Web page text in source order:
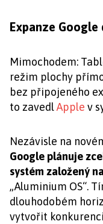
Expanze
Mimochodem:
režim plochy
bez připojeného
to zavedlApple v
Nezávisle na
Google plánuje
systém založený
„Aluminium OS“.
dlouhodobém
vytvořit